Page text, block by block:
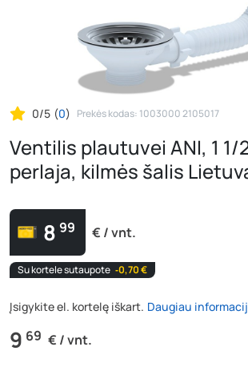
0/5 (0) Prekės kodas: 1003000 2105017
Ventilis plautuvei ANI, 1 1/
perlaja, kilmės šalis
8 99 € / vnt.
Su kortele sutaupote ‐0,70 €
Įsigykite el. kortelę iškart. Daugiau
9 69 € / vnt.